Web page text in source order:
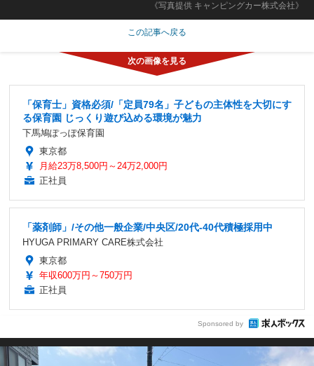
《写真提供 キャンピングカー株式会社》
この記事へ戻る
「保育士」資格必須/「定員79名」子どもの主体性を大切にす
る保育園 じっくり遊び込める環境が魅力
下馬鳩ぽっぽ保育園
東京都
月給23万8,500円～24万2,000円
正社員
「薬剤師」/その他一般企業/中央区/20代-40代積極採用中
HYUGA PRIMARY CARE株式会社
東京都
年収600万円～750万円
正社員
Sponsored by